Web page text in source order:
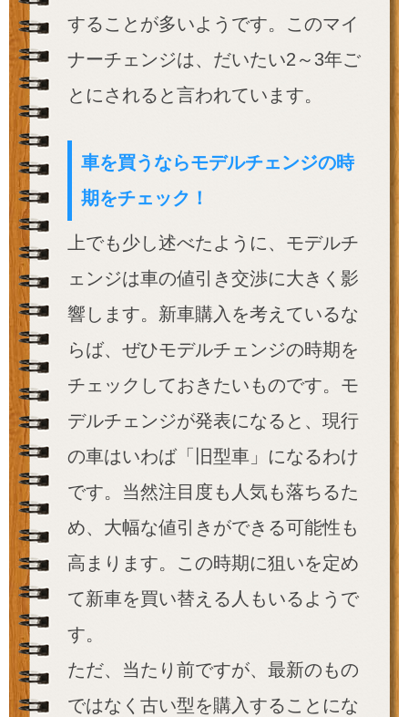
することが多いようです。このマイ
ナーチェンジは、だいたい2～3年ご
とにされると言われています。
車を買うならモデルチェンジの時
期をチェック！
上でも少し述べたように、モデルチ
ェンジは車の値引き交渉に大きく影
響します。新車購入を考えているな
らば、ぜひモデルチェンジの時期を
チェックしておきたいものです。モ
デルチェンジが発表になると、現行
の車はいわば「旧型車」になるわけ
です。当然注目度も人気も落ちるた
め、大幅な値引きができる可能性も
高まります。この時期に狙いを定め
て新車を買い替える人もいるようで
す。
ただ、当たり前ですが、最新のもの
ではなく古い型を購入することにな